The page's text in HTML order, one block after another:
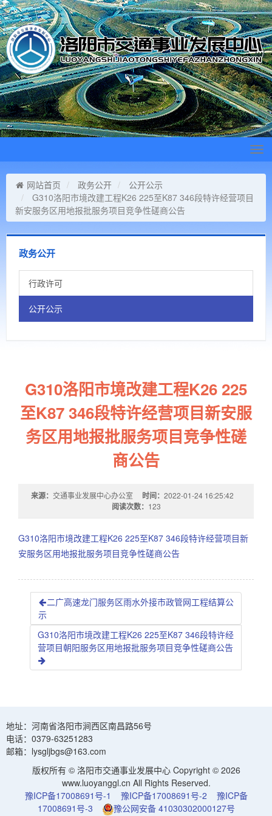
网站首页
政务公开
公开公示
G310洛阳市境改建工程K26 225至K87 346段特许经营项目
新安服务区用地报批服务项目竞争性磋商公告
政务公开
行政许可
公开公示
G310洛阳市境改建工程K26 225
至K87 346段特许经营项目新安服
务区用地报批服务项目竞争性磋
商公告
来源： 交通事业发展中心办公室 时间： 2022-01-24 16:25:42
阅读次数： 123
G310洛阳市境改建工程K26 225至K87 346段特许经营项目新
安服务区用地报批服务项目竞争性磋商公告
二广高速龙门服务区雨水外接市政管网工程结算公
示
G310洛阳市境改建工程K26 225至K87 346段特许经
营项目朝阳服务区用地报批服务项目竞争性磋商公告
地址：河南省洛阳市涧西区南昌路56号
电话：0379-63251283
邮箱：lysgljbgs@163.com
版权所有 © 洛阳市交通事业发展中心 Copyright © 2026
www.luoyanggl.cn All Rights Reserved.
豫ICP备17008691号-1
豫ICP备17008691号-2
豫ICP备
17008691号-3
豫公网安备 41030302000127号